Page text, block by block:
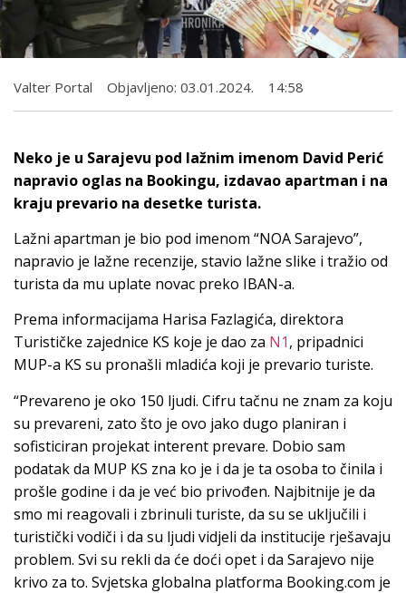
Valter Portal Objavljeno: 03.01.2024. 14:58
Neko je u Sarajevu pod lažnim imenom David Perić
napravio oglas na Bookingu, izdavao apartman i na
kraju prevario na desetke turista.
Lažni apartman je bio pod imenom “NOA Sarajevo”,
napravio je lažne recenzije, stavio lažne slike i tražio od
turista da mu uplate novac preko IBAN-a.
Prema informacijama Harisa Fazlagića, direktora
Turističke zajednice KS koje je dao za N1, pripadnici
MUP-a KS su pronašli mladića koji je prevario turiste.
“Prevareno je oko 150 ljudi. Cifru tačnu ne znam za koju
su prevareni, zato što je ovo jako dugo planiran i
sofisticiran projekat interent prevare. Dobio sam
podatak da MUP KS zna ko je i da je ta osoba to činila i
prošle godine i da je već bio privođen. Najbitnije je da
smo mi reagovali i zbrinuli turiste, da su se uključili i
turistički vodiči i da su ljudi vidjeli da institucije rješavaju
problem. Svi su rekli da će doći opet i da Sarajevo nije
krivo za to. Svjetska globalna platforma Booking.com je